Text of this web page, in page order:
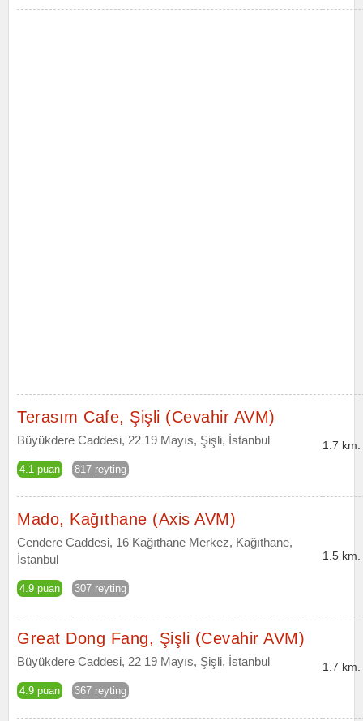
Terasım Cafe, Şişli (Cevahir AVM)
Büyükdere Caddesi, 22 19 Mayıs, Şişli, İstanbul
4.1 puan 817 reyting
1.7 km.
Mado, Kağıthane (Axis AVM)
Cendere Caddesi, 16 Kağıthane Merkez, Kağıthane,
İstanbul
4.9 puan 307 reyting
1.5 km.
Great Dong Fang, Şişli (Cevahir AVM)
Büyükdere Caddesi, 22 19 Mayıs, Şişli, İstanbul
4.9 puan 367 reyting
1.7 km.